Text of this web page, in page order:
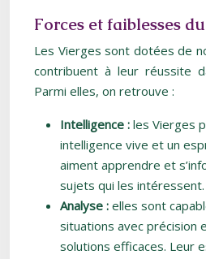
Forces et faiblesses
Les Vierges sont dotées de
contribuent à leur réussite
Parmi elles, on retrouve :
Intelligence : les Vierges
intelligence vive et un
aiment apprendre et
sujets qui les intéressent.
Analyse : elles sont
situations avec précision
solutions efficaces. Leur